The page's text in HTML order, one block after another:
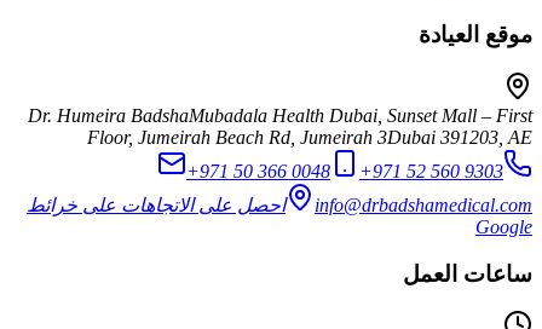
موقع العيادة
Dr. Humeira BadshaMubadala Health Dubai, Sunset Mall – First
Floor, Jumeirah Beach Rd, Jumeirah 3Dubai 391203 AE
+971 52 560 9303
+971 50 366 0048
info@drbadshamedical.com
احصل على الاتجاهات على خرائط
Google
ساعات العمل